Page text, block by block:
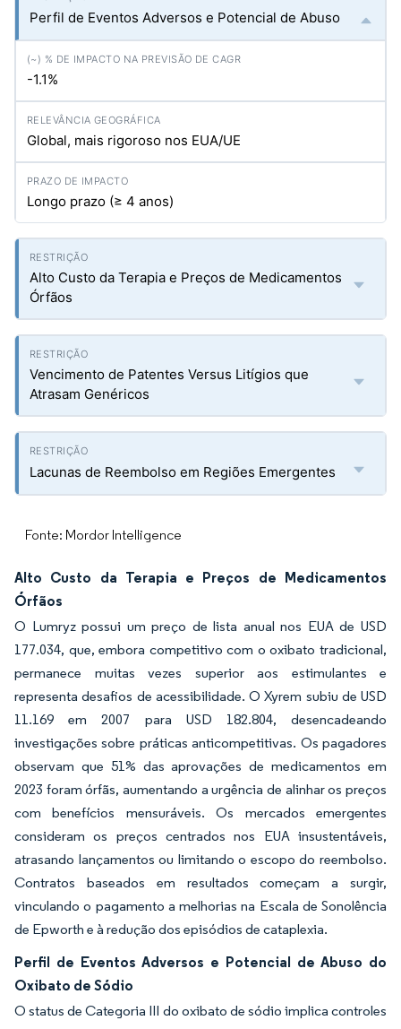
Perfil de Eventos Adversos e Potencial de Abuso
-1.1%
Global, mais rigoroso nos EUA/UE
Longo prazo (≥ 4 anos)
Alto Custo da Terapia e Preços de Medicamentos
Órfãos
Vencimento de Patentes Versus Litígios que
Atrasam Genéricos
Lacunas de Reembolso em Regiões Emergentes
Fonte: Mordor Intelligence
Alto Custo da Terapia e Preços de Medicamentos
Órfãos
O Lumryz possui um preço de lista anual nos EUA de USD
177.034, que, embora competitivo com o oxibato tradicional,
permanece muitas vezes superior aos estimulantes e
representa desafios de acessibilidade. O Xyrem subiu de USD
11.169 em 2007 para USD 182.804, desencadeando
investigações sobre práticas anticompetitivas. Os pagadores
observam que 51% das aprovações de medicamentos em
2023 foram órfãs, aumentando a urgência de alinhar os preços
com benefícios mensuráveis. Os mercados emergentes
consideram os preços centrados nos EUA insustentáveis,
atrasando lançamentos ou limitando o escopo do reembolso.
Contratos baseados em resultados começam a surgir,
vinculando o pagamento a melhorias na Escala de Sonolência
de Epworth e à redução dos episódios de cataplexia.
Perfil de Eventos Adversos e Potencial de Abuso do
Oxibato de Sódio
O status de Categoria III do oxibato de sódio implica controles